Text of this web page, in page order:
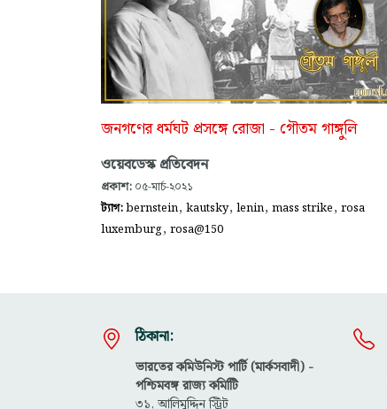
জনগণের ধর্মঘট প্রসঙ্গে রোজা - গৌতম গাঙ্গুলি
ওয়েবডেস্ক প্রতিবেদন
প্রকাশ: ০৫-মার্চ-২০২১
ট্যাগ:bernstein, kautsky, lenin, mass strike, rosa
luxemburg, rosa@150
ঠিকানা:
ভারতের কমিউনিস্ট পার্টি (মার্কসবাদী) -
পশ্চিমবঙ্গ রাজ্য কমিটিি
৩১, আলিমুদ্দিন স্ট্রিট